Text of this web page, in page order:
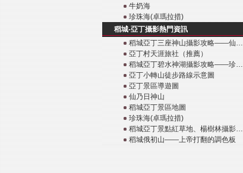
牛奶海
珍珠海(卓瑪拉措)
稻城-亞丁攝影熱門資訊
稻城亞丁三座神山攝影攻略——仙…
亞丁村天涯旅社（推薦）
稻城亞丁碧水神湖攝影攻略——珍…
亞丁小轉山徒步路線示意圖
亞丁景區導遊圖
仙乃日神山
稻城亞丁景區地圖
珍珠海(卓瑪拉措)
稻城亞丁景點紅草地、楊樹林攝影…
稻城俄初山——上帝打翻的調色板